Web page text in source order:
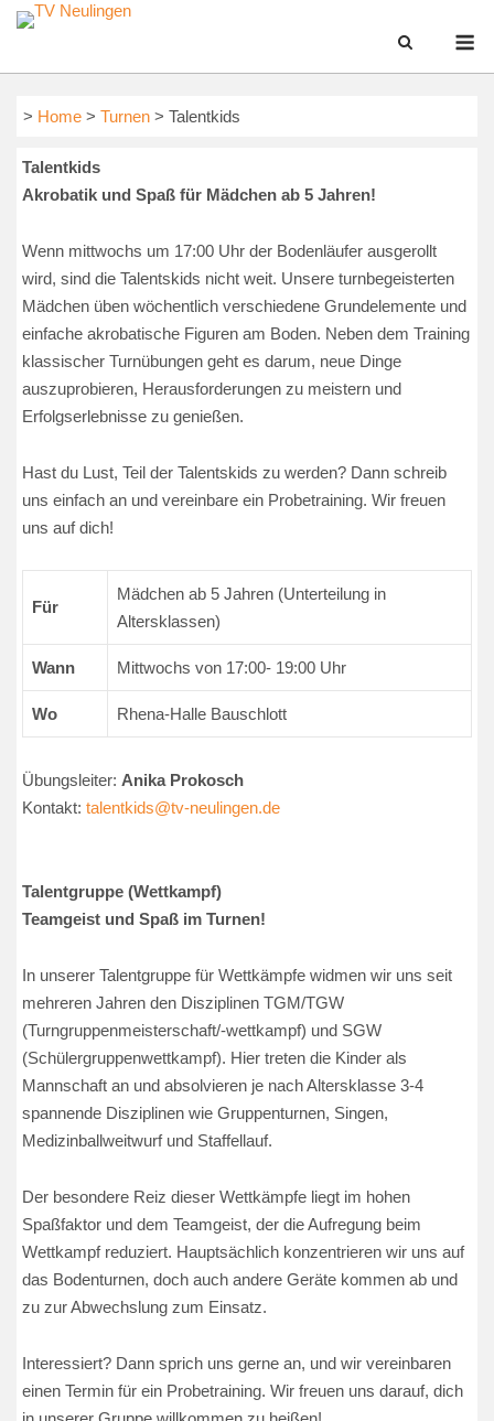
Skip
> Home > Turnen > Talentkids
Talentkids
Akrobatik und Spaß für Mädchen ab 5 Jahren!
Wenn mittwochs um 17:00 Uhr der Bodenläufer ausgerollt
wird, sind die Talentskids nicht weit. Unsere turnbegeisterten
Mädchen üben wöchentlich verschiedene Grundelemente und
einfache akrobatische Figuren am Boden. Neben dem Training
klassischer Turnübungen geht es darum, neue Dinge
auszuprobieren, Herausforderungen zu meistern und
Erfolgserlebnisse zu genießen.
Hast du Lust, Teil der Talentskids zu werden? Dann schreib
uns einfach an und vereinbare ein Probetraining. Wir freuen
uns auf dich!
Für
Mädchen ab 5 Jahren (Unterteilung in
Altersklassen)
Wann Mittwochs von 17:00- 19:00 Uhr
Wo Rhena-Halle Bauschlott
Übungsleiter: Anika Prokosch
Kontakt: talentkids@tv-neulingen.de
Talentgruppe (Wettkampf)
Teamgeist und Spaß im Turnen!
In unserer Talentgruppe für Wettkämpfe widmen wir uns seit
mehreren Jahren den Disziplinen TGM/TGW
(Turngruppenmeisterschaft/-wettkampf) und SGW
(Schülergruppenwettkampf). Hier treten die Kinder als
Mannschaft an und absolvieren je nach Altersklasse 3-4
spannende Disziplinen wie Gruppenturnen, Singen,
Medizinballweitwurf und Staffellauf.
Der besondere Reiz dieser Wettkämpfe liegt im hohen
Spaßfaktor und dem Teamgeist, der die Aufregung beim
Wettkampf reduziert. Hauptsächlich konzentrieren wir uns auf
das Bodenturnen, doch auch andere Geräte kommen ab und
zu zur Abwechslung zum Einsatz.
Interessiert? Dann sprich uns gerne an, und wir vereinbaren
einen Termin für ein Probetraining. Wir freuen uns darauf, dich